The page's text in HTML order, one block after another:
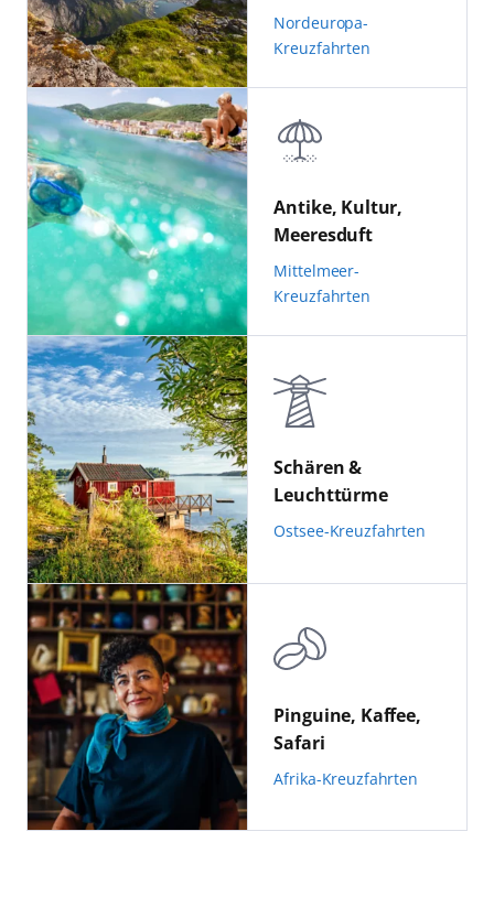
Nordeuropa-
Kreuzfahrten
Mittelmeer-
Kreuzfahrten
Antike, Kultur,
Meeresduft
Ostsee-Kreuzfahrten
Schären &
Leuchttürme
Afrika-Kreuzfahrten
Pinguine, Kaffee,
Safari